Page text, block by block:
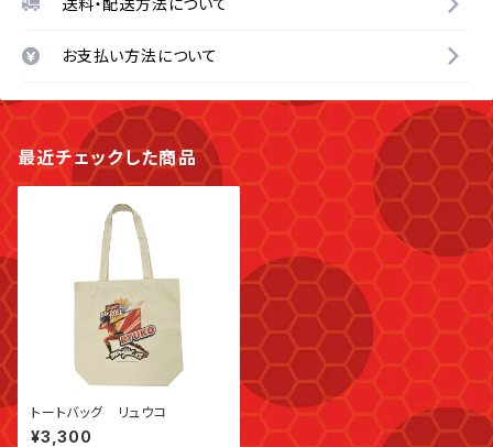
お支払い方法について
最近チェックした商品
トートバッグ リュウコ
¥3,300